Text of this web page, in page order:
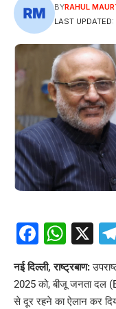
LAST
BYRAHUL
X
नई दिल्ली, राष्ट्रबाण:
2025 को, बीजू जनता दल
से दूर रहने का ऐलान कर